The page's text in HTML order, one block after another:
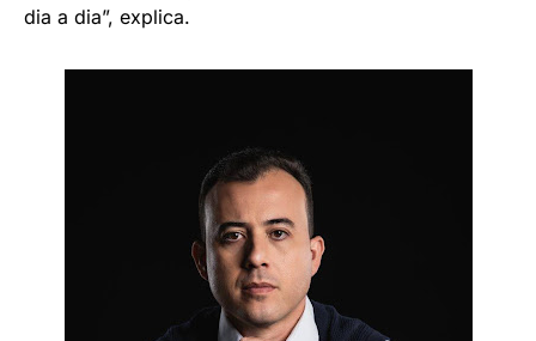
dia a dia”, explica.